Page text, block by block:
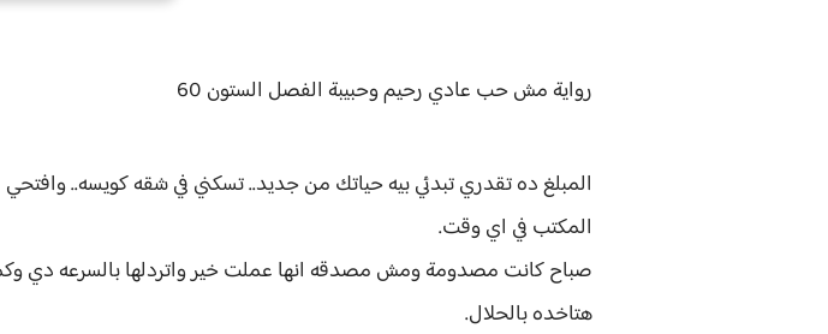
رواية مش حب عادي رحيم وحبيبة الفصل الستون 60
المبلغ ده تقدري تبدئي بيه حياتك من جديد.. تسكني في شقه كويسه..
المكتب في اي وقت.
صباح كانت مصدومة ومش مصدقه انها عملت خير واتردلها بالسرعه دي
هتاخده بالحلال.